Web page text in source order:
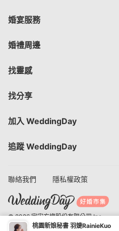
桃園新娘秘書 羽婕RainieKuo
婚宴服務
婚禮周邊
找靈感
找分享
加入 WeddingDay
追蹤 WeddingDay
聯絡我們 隱私權政策
© 2026 宇宙方塊股份有限公司 Inc.